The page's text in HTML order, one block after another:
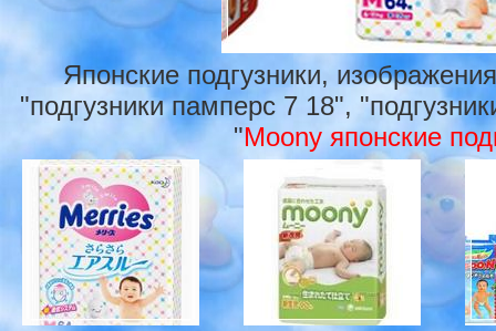
Японские подгузники,
"подгузники памперс 7 18",
"Moony японские